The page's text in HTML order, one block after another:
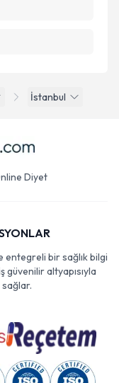
İstanbul
Diyet
entegreli bir sağlık bilgi
altyapısıyla